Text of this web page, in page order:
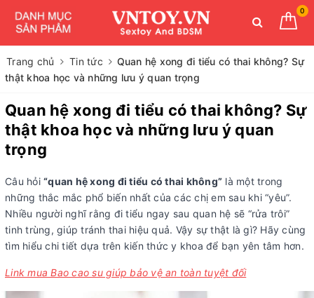
0
Trang chủ Tin tức
Quan hệ xong đi tiểu có thai không? Sự
thật khoa học và những lưu ý quan trọng
Quan hệ xong đi tiểu có thai không? Sự
thật khoa học và những lưu ý quan
trọng
Câu hỏi “quan hệ xong đi tiểu có thai không” là một trong
những thắc mắc phổ biến nhất của các chị em sau khi “yêu”.
Nhiều người nghĩ rằng đi tiểu ngay sau quan hệ sẽ “rửa trôi”
tinh trùng, giúp tránh thai hiệu quả. Vậy sự thật là gì? Hãy cùng
tìm hiểu chi tiết dựa trên kiến thức y khoa để bạn yên tâm hơn.
Link mua Bao cao su giúp bảo vệ an toàn tuyệt đối